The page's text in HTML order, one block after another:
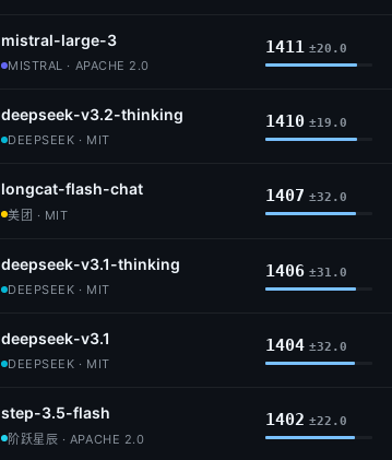
mistral-large-3
MISTRAL · APACHE 2.0
1411 ±20.0
deepseek-v3.2-thinking
DEEPSEEK · MIT
1410 ±19.0
longcat-flash-chat
美团 · MIT
1407 ±32.0
deepseek-v3.1-thinking
DEEPSEEK · MIT
1406 ±31.0
deepseek-v3.1
DEEPSEEK · MIT
1404 ±32.0
step-3.5-flash
阶跃星辰 · APACHE 2.0
1402 ±22.0